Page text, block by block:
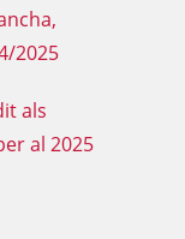
2025
als
al 2025